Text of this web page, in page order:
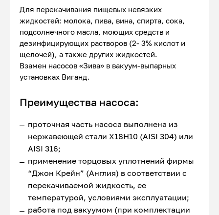
Для перекачивания пищевых невязких
жидкостей: молока, пива, вина, спирта, сока,
подсолнечного масла, моющих средств и
дезинфицирующих растворов (2- 3% кислот и
щелочей), а также других жидкостей.
Взамен насосов «Зива» в вакуум-выпарных
установках Виганд.
Преимущества насоса:
проточная часть насоса выполнена из
нержавеющей стали Х18Н10 (AISI 304) или
AISI 316;
применение торцовых уплотнений фирмы
“Джон Крейн” (Англия) в соответствии с
перекачиваемой жидкость, ее
температурой, условиями эксплуатации;
работа под вакуумом (при комплектации